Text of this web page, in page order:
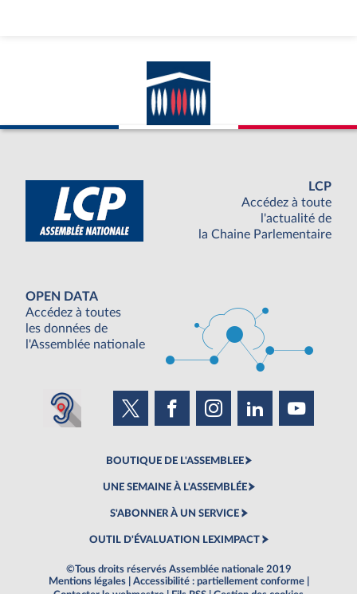
LCP
Accédez à toute
l'actualité de
la Chaine Parlementaire
OPEN DATA
Accédez à toutes
les données de
l'Assemblée nationale
BOUTIQUE DE L'ASSEMBLEE
UNE SEMAINE À L'ASSEMBLÉE
S'ABONNER À UN SERVICE
OUTIL D'ÉVALUATION LEXIMPACT
©Tous droits réservés Assemblée nationale 2019
Mentions légales
Accessibilité : partiellement conforme